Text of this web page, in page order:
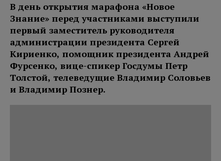
В день открытия марафона «Новое
Знание» перед участниками выступили
первый заместитель руководителя
администрации президента Сергей
Кириенко, помощник президента Андрей
Фурсенко, вице-спикер Госдумы Петр
Толстой, телеведущие Владимир Соловьев
и Владимир Познер.